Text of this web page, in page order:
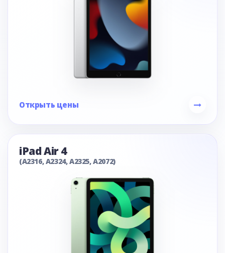
Открыть цены
iPad Air 4
(A2316, A2324, A2325, A2072)